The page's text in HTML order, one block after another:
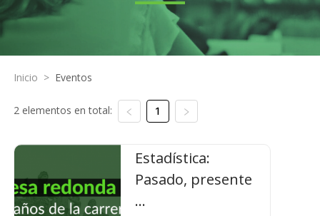
Inicio > Eventos
2 elementos en total: 1
Estadística:
Pasado, presente
...